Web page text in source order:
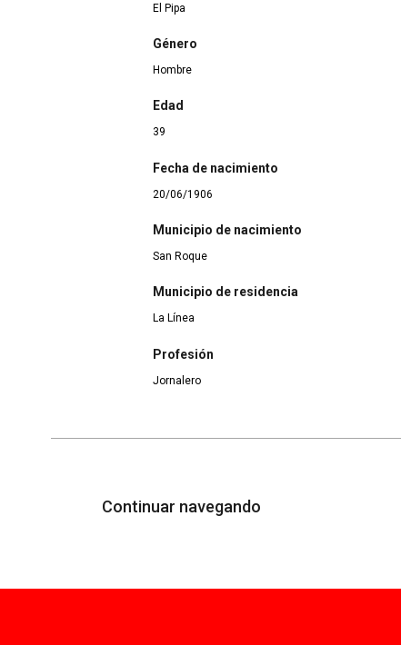
El Pipa
Género
Hombre
Edad
39
Fecha de nacimiento
20/06/1906
Municipio de nacimiento
San Roque
Municipio de residencia
La Línea
Profesión
Jornalero
Continuar navegando